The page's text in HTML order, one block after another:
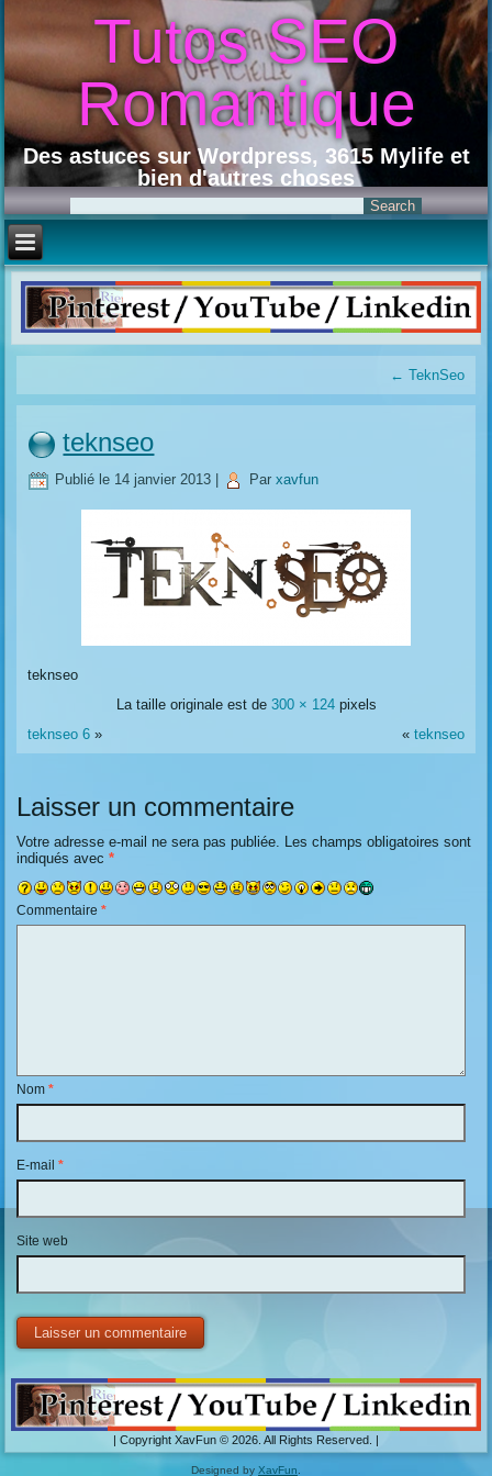
Tutos SEO
Romantique
Des astuces sur Wordpress, 3615 Mylife et
bien d'autres choses
← TeknSeo
teknseo
Publié le 14 janvier 2013 Par xavfun
teknseo
La taille originale est de 300 × 124pixels
teknseo 6 » « teknseo
Laisser un commentaire
Votre adresse e-mail ne sera pas publiée. Les champs obligatoires sont
indiqués avec*
Commentaire*
Nom*
E-mail*
Site web
| Copyright XavFun © 2026. All Rights Reserved. |
Designed by XavFun